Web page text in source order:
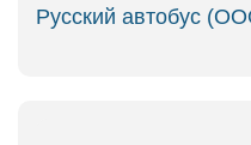
Русский автобус